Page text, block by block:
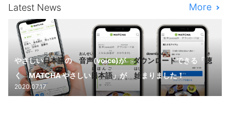
Latest News More
やさしい日本語
にほんご
の 音声
おんせい
(voice)がダウンロード
download
できる「聴
き
く MATCHA やさしい日本語
にほんご
」が 始
はじ
まりました！
2020.07.17